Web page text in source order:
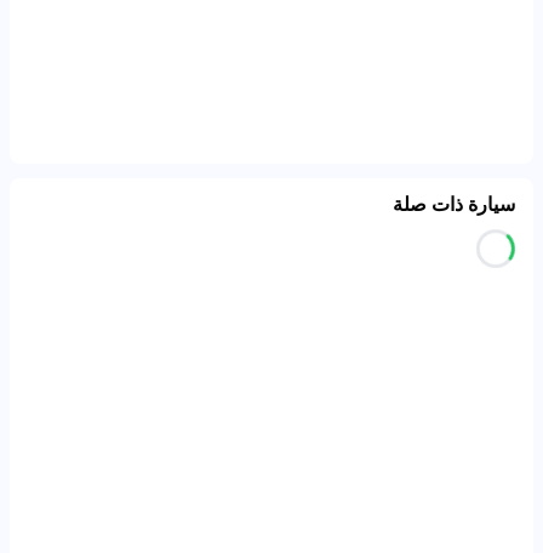
سيارة ذات صلة